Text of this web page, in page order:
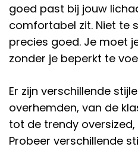
goed past bij jouw
comfortabel zit. Niet te
precies goed. Je moet
zonder je beperkt te
Er zijn verschillende
overhemden, van de
tot de trendy
Probeer verschillende